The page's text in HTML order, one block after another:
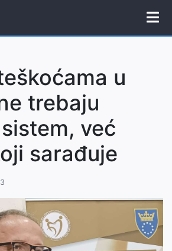
u
trebaju
već
sarađuje